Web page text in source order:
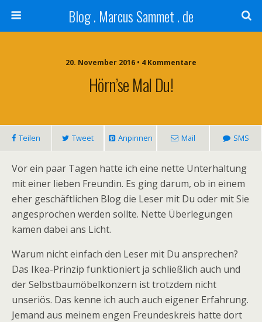
Blog . Marcus Sammet . de
20. November 2016 • 4 Kommentare
Hörn’se Mal Du!
Teilen Tweet Anpinnen Mail SMS
Vor ein paar Tagen hatte ich eine nette Unterhaltung
mit einer lieben Freundin. Es ging darum, ob in einem
eher geschäftlichen Blog die Leser mit Du oder mit Sie
angesprochen werden sollte. Nette Überlegungen
kamen dabei ans Licht.
Warum nicht einfach den Leser mit Du ansprechen?
Das Ikea-Prinzip funktioniert ja schließlich auch und
der Selbstbaumöbelkonzern ist trotzdem nicht
unseriös. Das kenne ich auch auch eigener Erfahrung.
Jemand aus meinem engen Freundeskreis hatte dort